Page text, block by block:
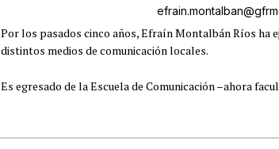
Por los pasados cinco años, Efraín Montalbán Ríos ha
distintos medios de comunicación locales.
Es egresado de la Escuela de Comunicación –ahora